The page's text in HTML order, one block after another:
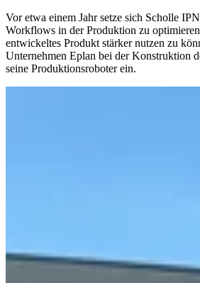
Vor etwa einem Jahr setze sich Scholle
Workflows in der Produktion zu
entwickeltes Produkt stärker nutzen zu
Unternehmen Eplan bei der Konstruktion
seine Produktionsroboter ein.